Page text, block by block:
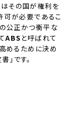
その国が権利を
が必要であるこ
の公正かつ衡平な
ABS と呼ばれて
めるために決め
」です。